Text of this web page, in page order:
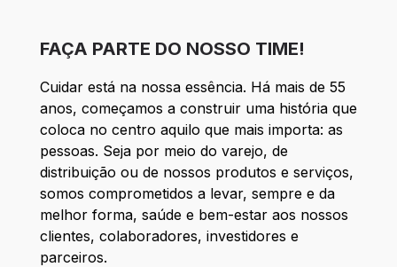
FAÇA PARTE DO NOSSO TIME!
Cuidar está na nossa essência. Há mais de 55
anos, começamos a construir uma história que
coloca no centro aquilo que mais importa: as
pessoas. Seja por meio do varejo, de
distribuição ou de nossos produtos e serviços,
somos comprometidos a levar, sempre e da
melhor forma, saúde e bem-estar aos nossos
clientes, colaboradores, investidores e
parceiros.